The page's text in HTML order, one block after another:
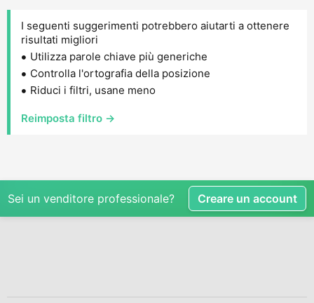
I seguenti suggerimenti potrebbero aiutarti a ottenere
risultati migliori
Utilizza parole chiave più generiche
Controlla l'ortografia della posizione
Riduci i filtri, usane meno
Reimposta filtro →
Sei un venditore professionale? Creare un account